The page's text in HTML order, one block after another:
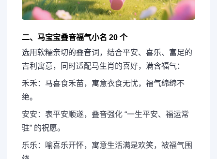
二、马宝宝叠音福气小名 20 个
选用软糯亲切的叠音词，结合平安、喜乐、富足的
吉利寓意，同时适配马生肖的喜好，满含福气：
禾禾：马喜食禾苗，寓意衣食无忧，福气绵绵不
绝。
安安：表平安顺遂，叠音强化 “一生平安、福运常
驻” 的祝愿。
乐乐：喻喜乐开怀，寓意生活满是欢笑，被福气围